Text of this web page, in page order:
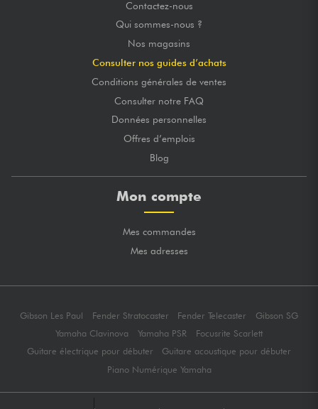
Contactez-nous
Qui sommes-nous ?
Nos magasins
Consulter nos guides d’achats
Conditions générales de ventes
Consulter notre FAQ
Données personnelles
Offres d’emplois
Blog
Mon compte
Mes commandes
Mes adresses
Gibson Les Paul Fender Stratocaster Fender Telecaster
Gibson SG
Yamaha Clavinova
Yamaha PSR
Focusrite Scarlett
Guitare électrique pour débuter
Guitare acoustique pour débuter
Piano Numérique Yamaha